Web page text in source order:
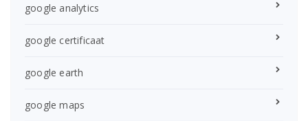
google analytics
google certificaat
google earth
google maps